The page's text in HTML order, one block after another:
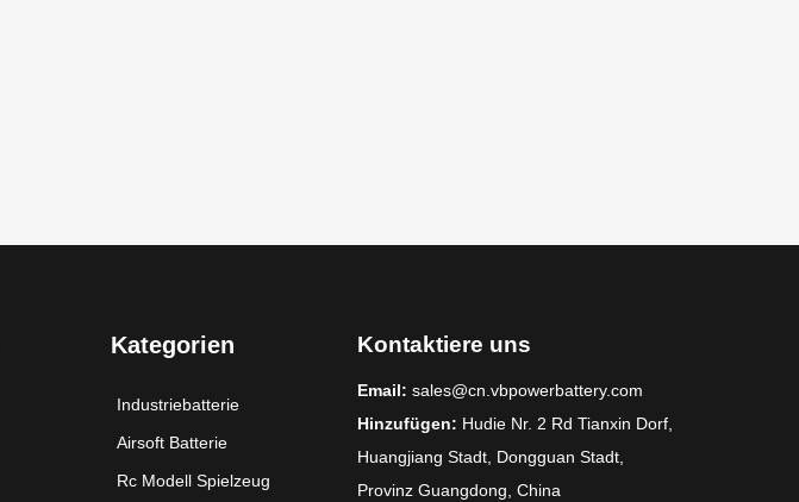
Kategorien
Industriebatterie
Airsoft Batterie
Rc Modell Spielzeug
Kontaktiere uns
Email: sales@cn.vbpowerbattery.com
Hinzufügen: Hudie Nr. 2 Rd Tianxin Dorf,
Huangjiang Stadt, Dongguan Stadt,
Provinz Guangdong, China